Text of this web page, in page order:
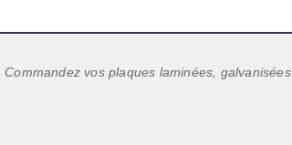
Commandez vos plaques laminées,